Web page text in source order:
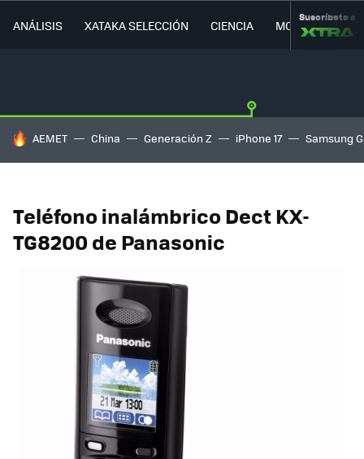
ANÁLISIS XATAKA SELECCIÓN CIENCIA MOVILIDAD
Suscríbete a
HOY SE HABLA DE
AEMET China Generación Z iPhone 17 Samsung
Teléfono inalámbrico Dect KX-
TG8200 de Panasonic